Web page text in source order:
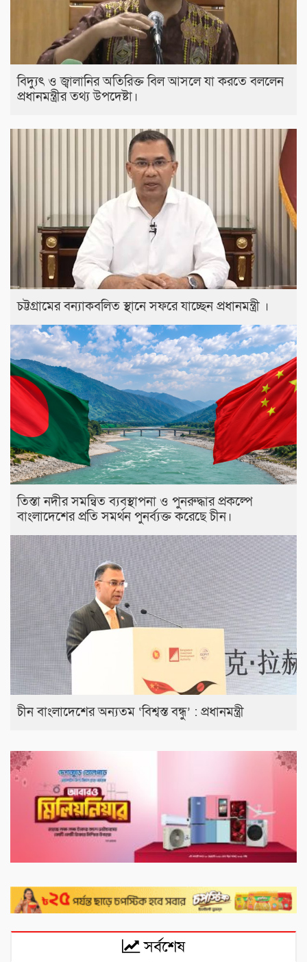
বিদ্যুৎ ও জ্বালানির অতিরিক্ত বিল আসলে যা করতে বললেন
প্রধানমন্ত্রীর তথ্য উপদেষ্টা।
চট্টগ্রামের বন্যাকবলিত স্থানে সফরে যাচ্ছেন প্রধানমন্ত্রী ।
তিস্তা নদীর সমন্বিত ব্যবস্থাপনা ও পুনরুদ্ধার প্রকল্পে
বাংলাদেশের প্রতি সমর্থন পুনর্ব্যক্ত করেছে চীন।
চীন বাংলাদেশের অন্যতম ‘বিশ্বস্ত বন্ধু’ : প্রধানমন্ত্রী
সর্বশেষ